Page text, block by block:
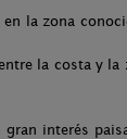
la zona
la costa y
interés